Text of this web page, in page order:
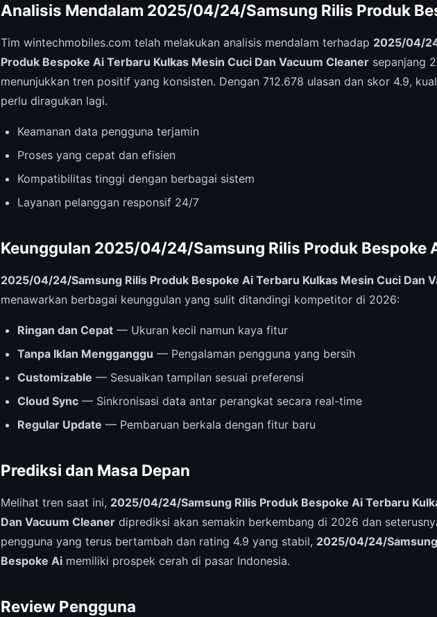
Analisis Mendalam 2025/04/24/Samsung Rilis Produk
Tim wintechmobiles.com telah melakukan analisis mendalam terhadap 2025/04/
Produk Bespoke Ai Terbaru Kulkas Mesin Cuci Dan Vacuum Cleaner sepanjang
menunjukkan tren positif yang konsisten. Dengan 712.678 ulasan dan skor 4.9,
perlu diragukan lagi.
Keamanan data pengguna terjamin
Proses yang cepat dan efisien
Kompatibilitas tinggi dengan berbagai sistem
Layanan pelanggan responsif 24/7
Keunggulan 2025/04/24/Samsung Rilis Produk Bespoke
2025/04/24/Samsung Rilis Produk Bespoke Ai Terbaru Kulkas Mesin Cuci Dan
menawarkan berbagai keunggulan yang sulit ditandingi kompetitor di 2026:
Ringan dan Cepat — Ukuran kecil namun kaya fitur
Tanpa Iklan Mengganggu — Pengalaman pengguna yang bersih
Customizable — Sesuaikan tampilan sesuai preferensi
Cloud Sync — Sinkronisasi data antar perangkat secara real-time
Regular Update — Pembaruan berkala dengan fitur baru
Prediksi dan Masa Depan
Melihat tren saat ini, 2025/04/24/Samsung Rilis Produk Bespoke Ai Terbaru
Dan Vacuum Cleaner diprediksi akan semakin berkembang di 2026 dan
pengguna yang terus bertambah dan rating 4.9 yang stabil, 2025/04/24/
Bespoke Ai memiliki prospek cerah di pasar Indonesia.
Review Pengguna